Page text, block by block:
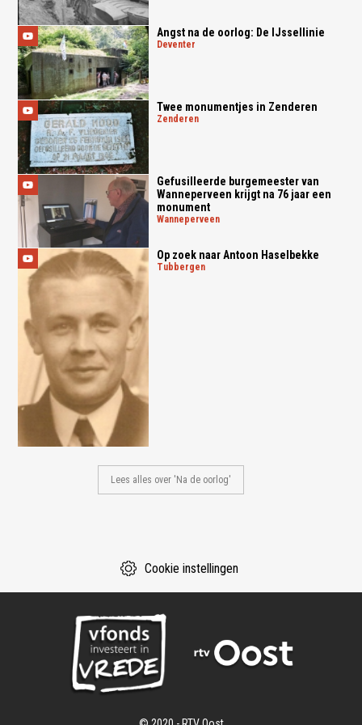
This page didn't load Google Maps correctly. See the
JavaScript console for technical details.
Angst na de oorlog: De IJssellinie
deventer
Twee monumentjes in Zenderen
zenderen
Gefusilleerde burgemeester van
Wanneperveen krijgt na 76 jaar een
monument
wanneperveen
Op zoek naar Antoon Haselbekke
tubbergen
Lees alles over 'Na de oorlog'
Cookie instellingen